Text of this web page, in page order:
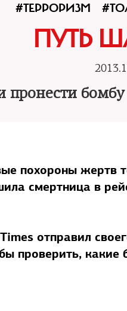
#ТЕРРОРИЗМ
ПУТЬ
пронести
похороны жертв
смертница в
отправил
проверить, какие